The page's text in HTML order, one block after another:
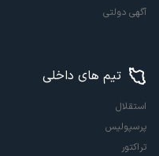
آگهی دولتی
تیم های داخلی
استقلال
پرسپولیس
تراکتور